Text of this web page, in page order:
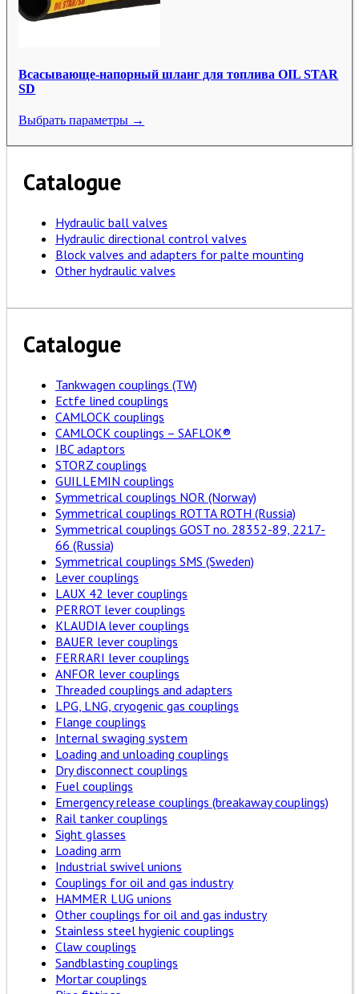
Всасывающе-напорный шланг для топлива OIL STAR
SD
Выбрать параметры →
Catalogue
Hydraulic ball valves
Hydraulic directional control valves
Block valves and adapters for palte mounting
Other hydraulic valves
Catalogue
Tankwagen couplings (TW)
Ectfe lined couplings
CAMLOCK couplings
CAMLOCK couplings – SAFLOK®
IBC adaptors
STORZ couplings
GUILLEMIN couplings
Symmetrical couplings NOR (Norway)
Symmetrical couplings ROTTA ROTH (Russia)
Symmetrical couplings GOST no. 28352-89, 2217-
66 (Russia)
Symmetrical couplings SMS (Sweden)
Lever couplings
LAUX 42 lever couplings
PERROT lever couplings
KLAUDIA lever couplings
BAUER lever couplings
FERRARI lever couplings
ANFOR lever couplings
Threaded couplings and adapters
LPG, LNG, cryogenic gas couplings
Flange couplings
Internal swaging system
Loading and unloading couplings
Dry disconnect couplings
Fuel couplings
Emergency release couplings (breakaway couplings)
Rail tanker couplings
Sight glasses
Loading arm
Industrial swivel unions
Couplings for oil and gas industry
HAMMER LUG unions
Other couplings for oil and gas industry
Stainless steel hygienic couplings
Claw couplings
Sandblasting couplings
Mortar couplings